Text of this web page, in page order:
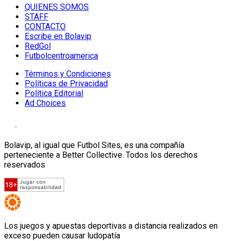
QUIENES SOMOS
STAFF
CONTACTO
Escribe en Bolavip
RedGol
Futbolcentroamerica
Términos y Condiciones
Políticas de Privacidad
Política Editorial
Ad Choices
Bolavip, al igual que Futbol Sites, es una compañía
perteneciente a Better Collective. Todos los derechos
reservados
Los juegos y apuestas deportivas a distancia realizados en
exceso pueden causar ludopatía